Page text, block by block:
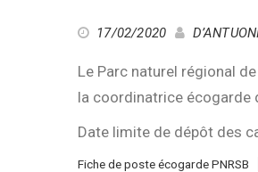
17/02/2020
Le Parc naturel régional
la coordinatrice écogarde
Date limite de dépôt des
Fiche de poste écogarde PNRSB